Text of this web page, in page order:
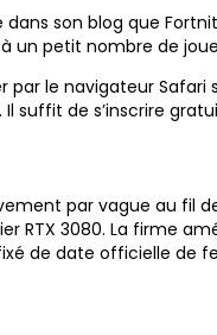
son blog que
un petit nombre de
le navigateur Safari
suffit de s’inscrire
par vague au fil
RTX 3080. La firme
de date officielle de